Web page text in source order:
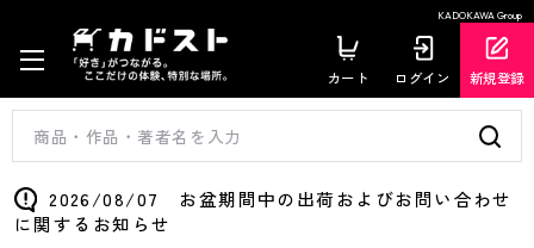
KADOKAWA Group
カート ログイン 新規登録
2026/08/07 お盆期間中の出荷およびお問い合わせ
に関するお知らせ